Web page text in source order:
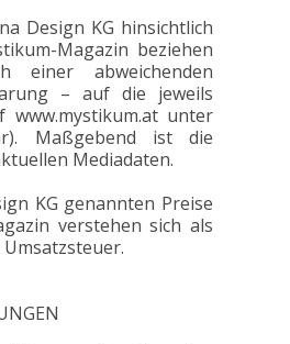
Design KG hinsichtlich
Magazin beziehen
einer abweichenden
– auf die jeweils
www.mystikum.at unter
Maßgebend ist die
Mediadaten.
KG genannten Preise
verstehen sich als